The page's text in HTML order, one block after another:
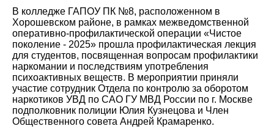
В колледже ГАПОУ ПК №8, расположенном в
Хорошевском районе, в рамках межведомственной
оперативно-профилактической операции «Чистое
поколение - 2025» прошла профилактическая лекция
для студентов, посвященная вопросам профилактики
наркомании и последствиям употребления
психоактивных веществ. В мероприятии приняли
участие сотрудник Отдела по контролю за оборотом
наркотиков УВД по САО ГУ МВД России по г. Москве
подполковник полиции Юлия Кузнецова и Член
Общественного совета Андрей Крамаренко.